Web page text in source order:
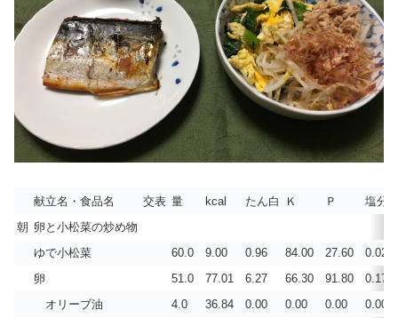
献立名・食品名 交表 量 kcal たん白 Ｋ Ｐ
塩分
朝 卵と小松菜の炒め物
ゆで小松菜
60.0 9.00 0.96 84.00 27.60
0.021
卵
51.0 77.01 6.27 66.30 91.80
0.179
オリーブ油
4.0 36.84 0.00 0.00 0.00
0.000